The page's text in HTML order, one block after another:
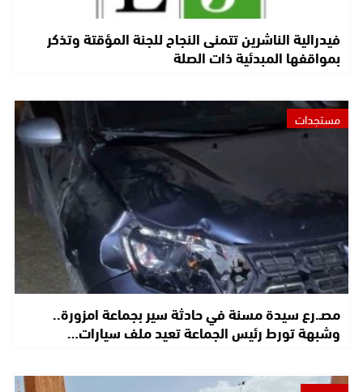
فيدرالية الناشرين تتمنى النجاح للجنة المؤقتة وتذكر
بمواقفها المبدئية ذات الصلة
مستجدات
مصـ.رع سيدة مسنة في حادثة سير بجماعة امزورة..
وشبهة تورط رئيس الجماعة تعيد ملف سيارات…